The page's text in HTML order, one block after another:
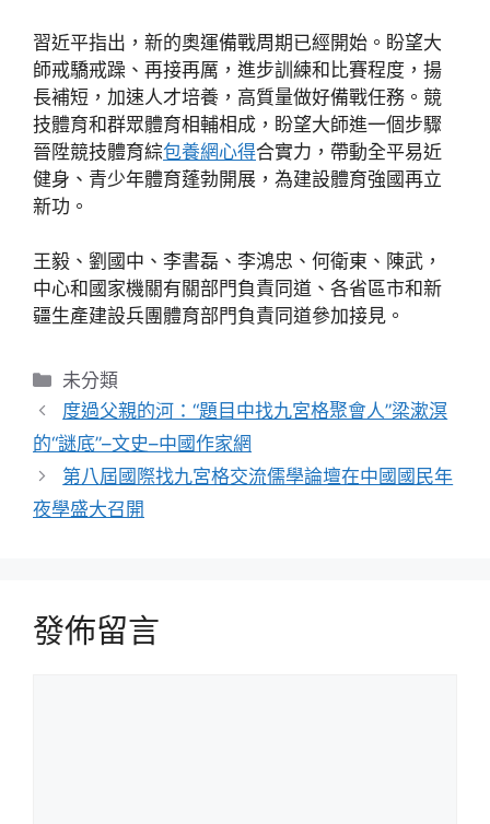
習近平指出，新的奧運備戰周期已經開始。盼望大
師戒驕戒躁、再接再厲，進步訓練和比賽程度，揚
長補短，加速人才培養，高質量做好備戰任務。競
技體育和群眾體育相輔相成，盼望大師進一個步驟
晉陞競技體育綜包養網心得合實力，帶動全平易近
健身、青少年體育蓬勃開展，為建設體育強國再立
新功。
王毅、劉國中、李書磊、李鴻忠、何衛東、陳武，
中心和國家機關有關部門負責同道、各省區市和新
疆生產建設兵團體育部門負責同道參加接見。
分
類
未分類
度過父親的河：“題目中找九宮格聚會人”梁漱溟
的“謎底”–文史–中國作家網
第八屆國際找九宮格交流儒學論壇在中國國民年
夜學盛大召開
發佈留言